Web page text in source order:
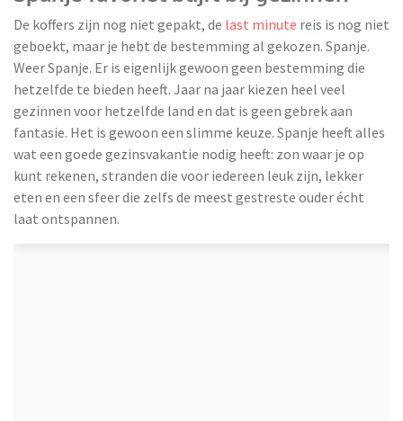
De koffers zijn nog niet gepakt, de last minute reis is nog niet
geboekt, maar je hebt de bestemming al gekozen. Spanje.
Weer Spanje. Er is eigenlijk gewoon geen bestemming die
hetzelfde te bieden heeft. Jaar na jaar kiezen heel veel
gezinnen voor hetzelfde land en dat is geen gebrek aan
fantasie. Het is gewoon een slimme keuze. Spanje heeft alles
wat een goede gezinsvakantie nodig heeft: zon waar je op
kunt rekenen, stranden die voor iedereen leuk zijn, lekker
eten en een sfeer die zelfs de meest gestreste ouder écht
laat ontspannen.